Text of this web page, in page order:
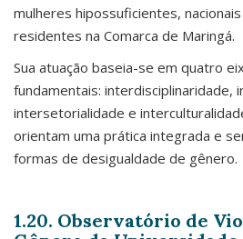
mulheres hipossuficientes,
residentes na Comarca de Maringá.
Sua atuação baseia-se em quatro
fundamentais: interdisciplinaridade,
intersetorialidade e
orientam uma prática integrada e
formas de desigualdade de gênero.
1.20. Observatório de